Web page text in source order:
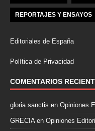
REPORTAJES Y ENSAYOS
Editoriales de España
Política de Privacidad
COMENTARIOS
gloria sanctis en Opiniones
GRECIAen Opiniones